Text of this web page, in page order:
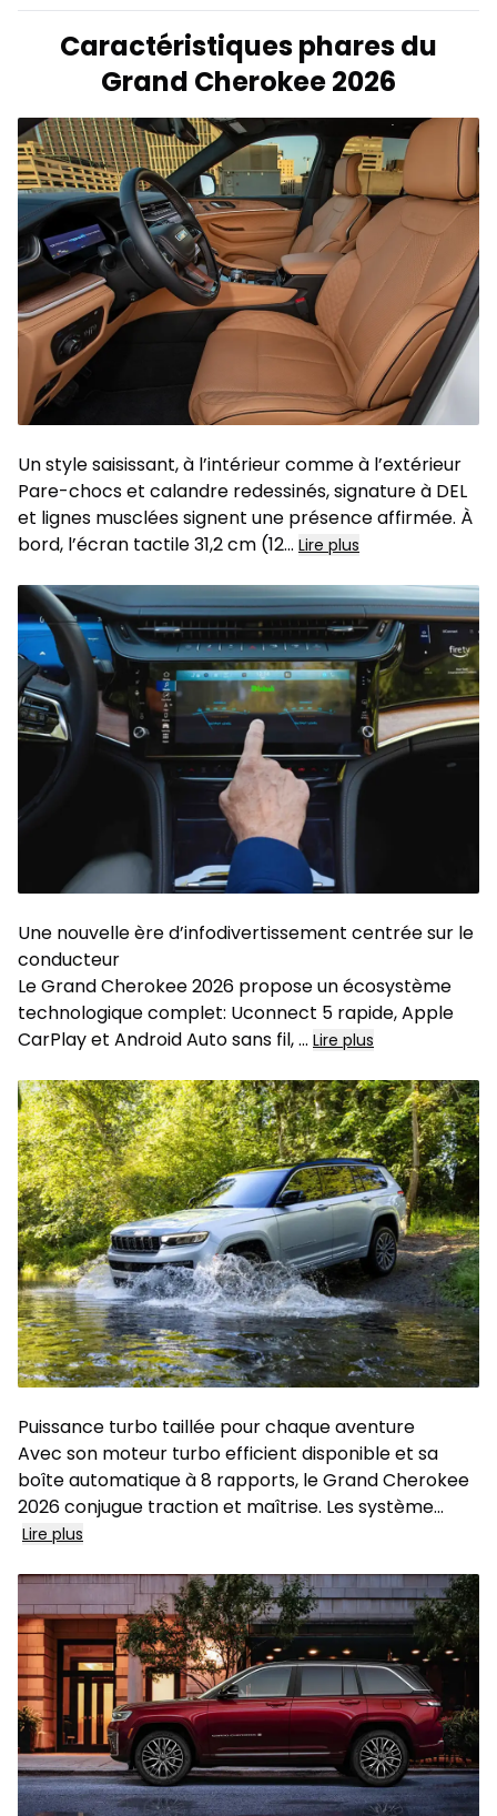
Caractéristiques phares du
Grand Cherokee 2026
Un style saisissant, à l’intérieur comme à l’extérieur
Pare-chocs et calandre redessinés, signature à DEL
et lignes musclées signent une présence affirmée. À
bord, l’écran tactile 31,2 cm (12... Lire plus
Une nouvelle ère d’infodivertissement centrée sur le
conducteur
Le Grand Cherokee 2026 propose un écosystème
technologique complet: Uconnect 5 rapide, Apple
CarPlay et Android Auto sans fil, ... Lire plus
Puissance turbo taillée pour chaque aventure
Avec son moteur turbo efficient disponible et sa
boîte automatique à 8 rapports, le Grand Cherokee
2026 conjugue traction et maîtrise. Les système...
Lire plus